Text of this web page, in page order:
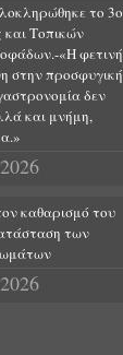
το 3ο
Τοπικών
«Η φετινή
στην προσφυγική
δεν
και μνήμη,
καθαρισμό του
των